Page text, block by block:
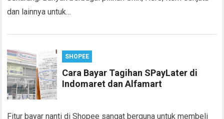
dan lainnya untuk…
SHOPEE
Cara Bayar Tagihan SPayLater di
Indomaret dan Alfamart
Fitur bayar nanti di Shopee sangat berguna untuk membeli